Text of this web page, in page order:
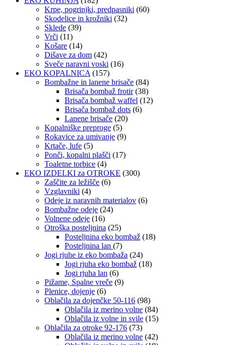
Krpe, pogrinjki, predpasniki (60)
Skodelice in krožniki (32)
Sklede (39)
Vrči (11)
Košare (14)
Dišave za dom (42)
Sveče naravni voski (16)
EKO KOPALNICA (157)
Bombažne in lanene brisače (84)
Brisača bombaž frotir (38)
Brisača bombaž waffel (12)
Brisača bombaž dots (6)
Lanene brisače (20)
Kopalniške preproge (5)
Rokavice za umivanje (9)
Krtače, lufe (5)
Ponči, kopalni plašči (17)
Toaletne torbice (4)
EKO IZDELKI za OTROKE (300)
Zaščite za ležišče (6)
Vzglavniki (4)
Odeje iz naravnih materialov (6)
Bombažne odeje (24)
Volnene odeje (16)
Otroška posteljnina (25)
Posteljnina eko bombaž (18)
Posteljnina lan (7)
Jogi rjuhe iz eko bombaža (24)
Jogi rjuha eko bombaž (18)
Jogi rjuha lan (6)
Pižame, Spalne vreče (9)
Plenice, dojenje (6)
Oblačila za dojenčke 50-116 (98)
Oblačila iz merino volne (84)
Oblačila iz volne in svile (15)
Oblačila za otroke 92-176 (73)
Oblačila iz merino volne (42)